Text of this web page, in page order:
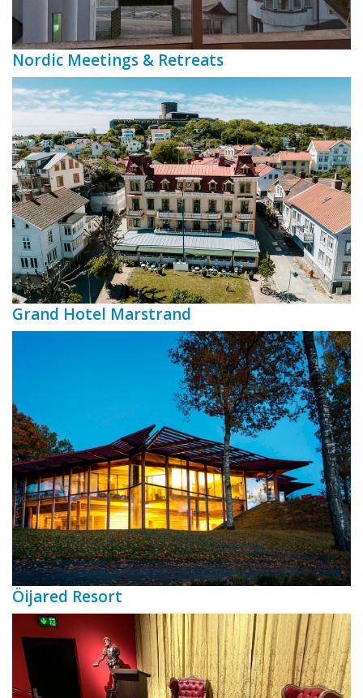
Nordic Meetings & Retreats
Grand Hotel Marstrand
Öijared Resort